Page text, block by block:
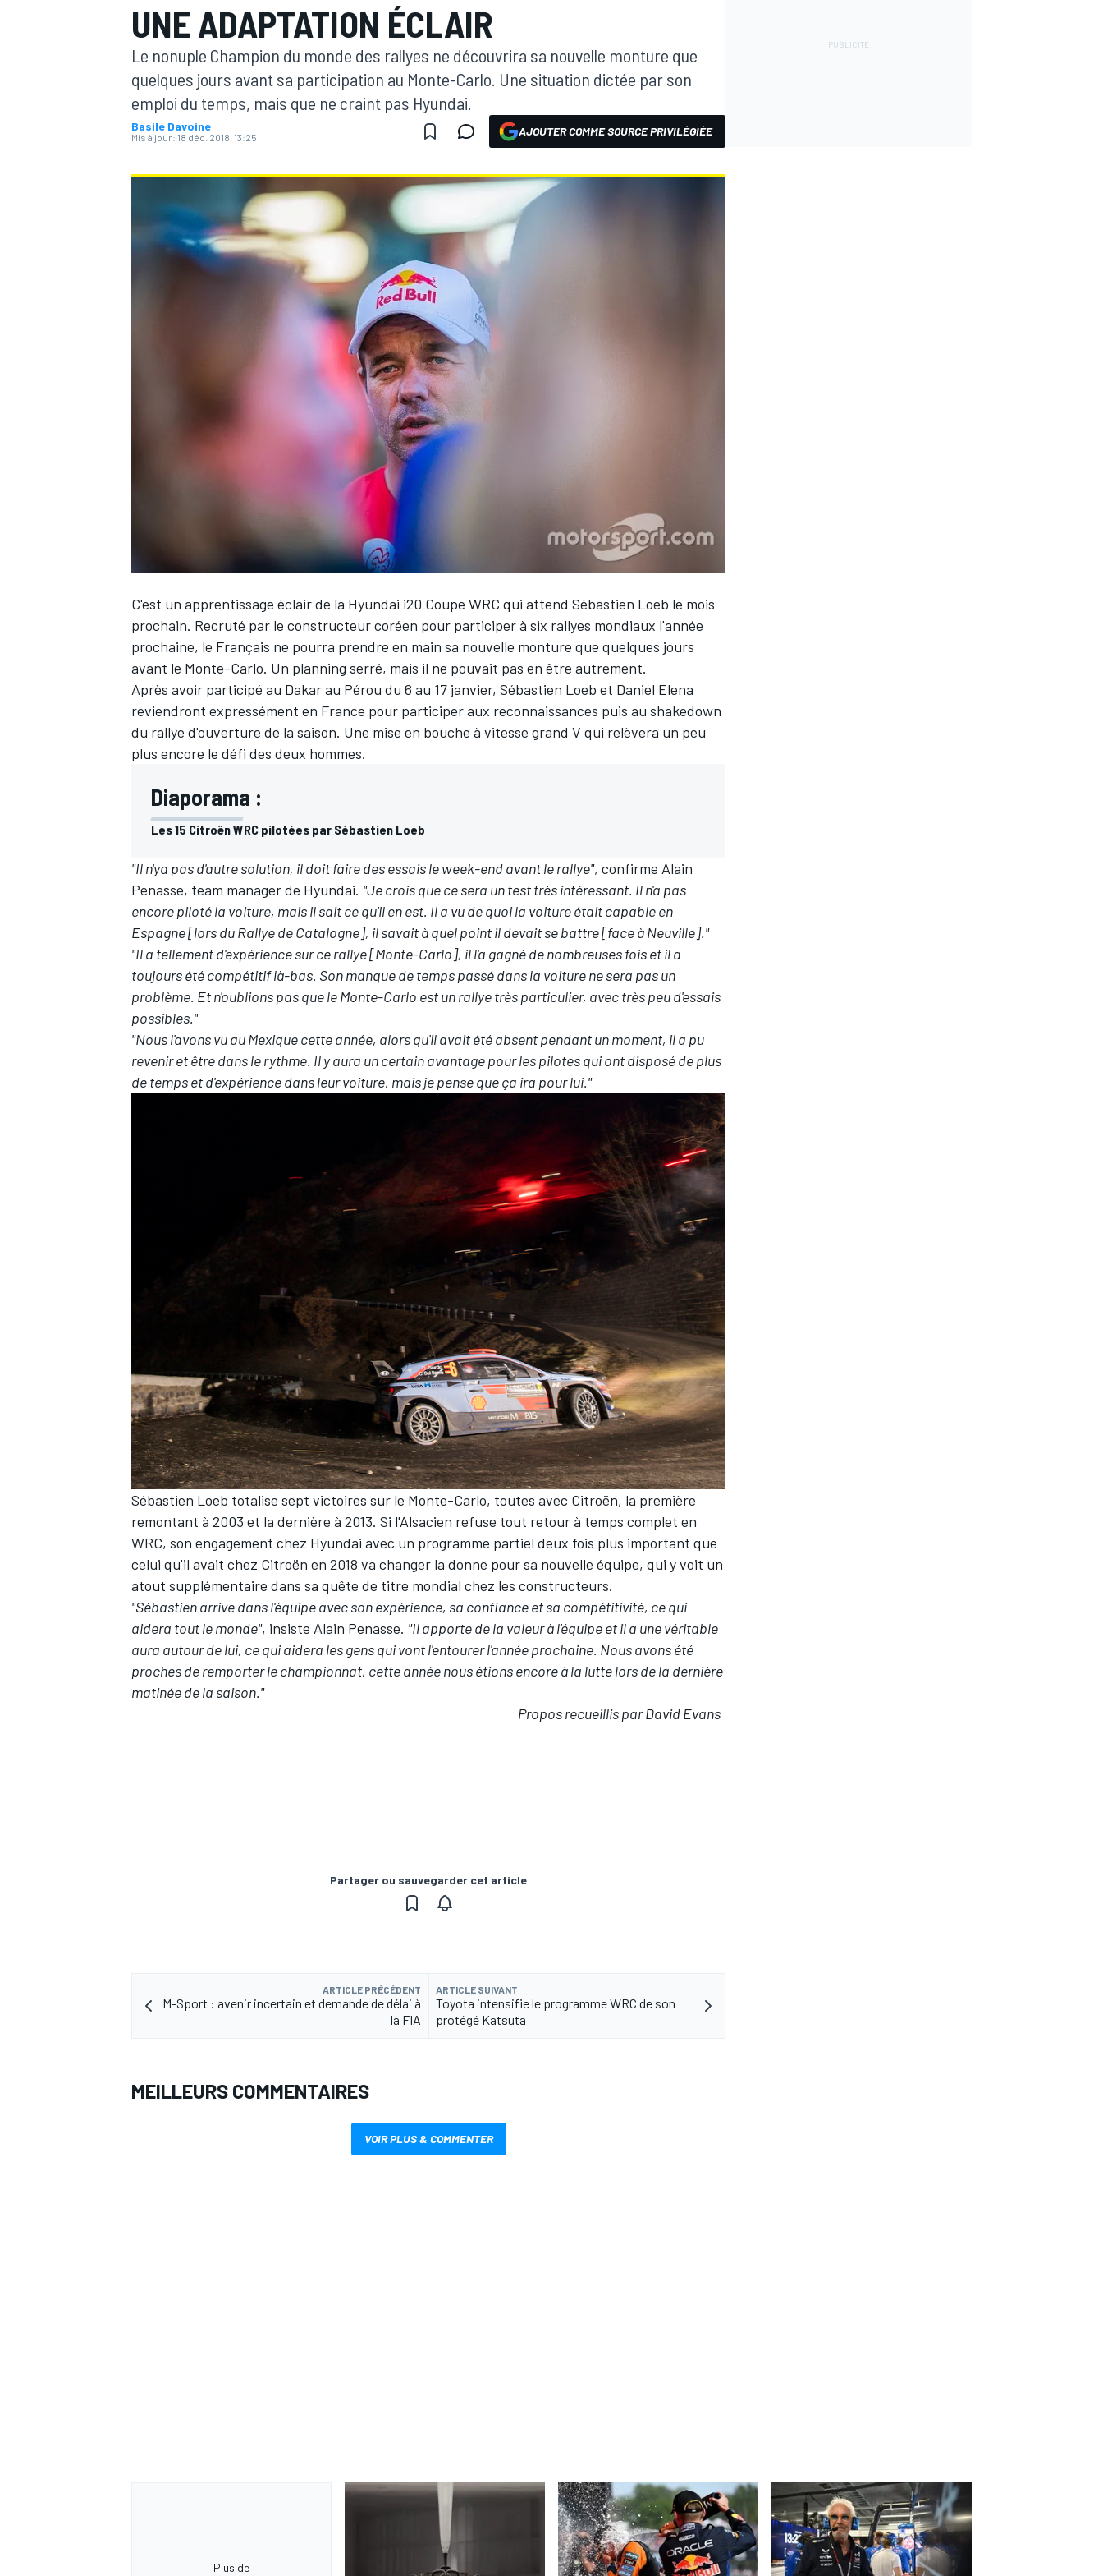
MOTOGP
WEC
AUTRES CHAMPIONNATS
UNE ADAPTATION ÉCLAIR
Le nonuple Champion du monde des rallyes ne découvrira sa nouvelle monture que
quelques jours avant sa participation au Monte-Carlo. Une situation dictée par son
emploi du temps, mais que ne craint pas Hyundai.
Basile Davoine
Mis à jour: 18 déc. 2018, 13:25 AJOUTER COMME SOURCE PRIVILÉGIÉE
C'est un apprentissage éclair de la Hyundai i20 Coupe WRC qui attend Sébastien Loeb le mois
prochain. Recruté par le constructeur coréen pour participer à six rallyes mondiaux l'année
prochaine, le Français ne pourra prendre en main sa nouvelle monture que quelques jours
avant le Monte-Carlo. Un planning serré, mais il ne pouvait pas en être autrement.
Après avoir participé au Dakar au Pérou du 6 au 17 janvier, Sébastien Loeb et Daniel Elena
reviendront expressément en France pour participer aux reconnaissances puis au shakedown
du rallye d'ouverture de la saison. Une mise en bouche à vitesse grand V qui relèvera un peu
plus encore le défi des deux hommes.
Diaporama :
Les 15 Citroën WRC pilotées par Sébastien Loeb
"Il n'ya pas d'autre solution, il doit faire des essais le week-end avant le rallye", confirme Alain
Penasse, team manager de Hyundai. "Je crois que ce sera un test très intéressant. Il n'a pas
encore piloté la voiture, mais il sait ce qu'il en est. Il a vu de quoi la voiture était capable en
Espagne [lors du Rallye de Catalogne], il savait à quel point il devait se battre [face à Neuville]."
"Il a tellement d'expérience sur ce rallye [Monte-Carlo], il l'a gagné de nombreuses fois et il a
toujours été compétitif là-bas. Son manque de temps passé dans la voiture ne sera pas un
problème. Et n'oublions pas que le Monte-Carlo est un rallye très particulier, avec très peu d'essais
possibles."
"Nous l'avons vu au Mexique cette année, alors qu'il avait été absent pendant un moment, il a pu
revenir et être dans le rythme. Il y aura un certain avantage pour les pilotes qui ont disposé de plus
de temps et d'expérience dans leur voiture, mais je pense que ça ira pour lui."
Sébastien Loeb totalise sept victoires sur le Monte-Carlo, toutes avec Citroën, la première
remontant à 2003 et la dernière à 2013. Si l'Alsacien refuse tout retour à temps complet en
WRC, son engagement chez Hyundai avec un programme partiel deux fois plus important que
celui qu'il avait chez Citroën en 2018 va changer la donne pour sa nouvelle équipe, qui y voit un
atout supplémentaire dans sa quête de titre mondial chez les constructeurs.
"Sébastien arrive dans l'équipe avec son expérience, sa confiance et sa compétitivité, ce qui
aidera tout le monde", insiste Alain Penasse. "Il apporte de la valeur à l'équipe et il a une véritable
aura autour de lui, ce qui aidera les gens qui vont l'entourer l'année prochaine. Nous avons été
proches de remporter le championnat, cette année nous étions encore à la lutte lors de la dernière
matinée de la saison."
Propos recueillis par David Evans
Partager ou sauvegarder cet article
ARTICLE PRÉCÉDENT
M-Sport : avenir incertain et demande de délai à
la FIA
ARTICLE SUIVANT
Toyota intensifie le programme WRC de son
protégé Katsuta
MEILLEURS COMMENTAIRES
VOIR PLUS & COMMENTER
Plus de